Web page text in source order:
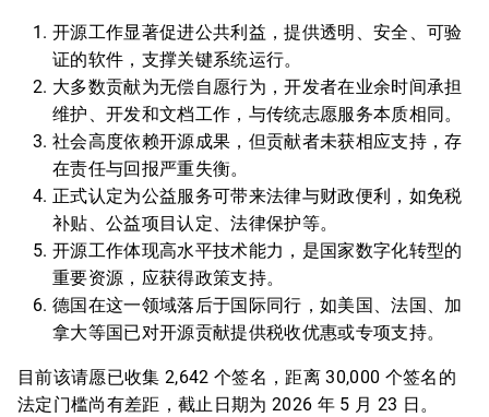
开源工作显著促进公共利益，提供透明、安全、可验
证的软件，支撑关键系统运行。
大多数贡献为无偿自愿行为，开发者在业余时间承担
维护、开发和文档工作，与传统志愿服务本质相同。
社会高度依赖开源成果，但贡献者未获相应支持，存
在责任与回报严重失衡。
正式认定为公益服务可带来法律与财政便利，如免税
补贴、公益项目认定、法律保护等。
开源工作体现高水平技术能力，是国家数字化转型的
重要资源，应获得政策支持。
德国在这一领域落后于国际同行，如美国、法国、加
拿大等国已对开源贡献提供税收优惠或专项支持。
目前该请愿已收集 2,642 个签名，距离 30,000 个签名的
法定门槛尚有差距，截止日期为 2026 年 5 月 23 日。